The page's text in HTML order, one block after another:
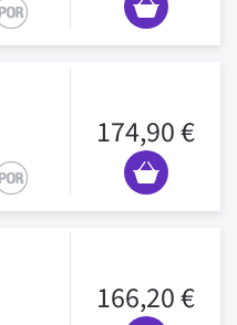
174,90 €
166,20 €